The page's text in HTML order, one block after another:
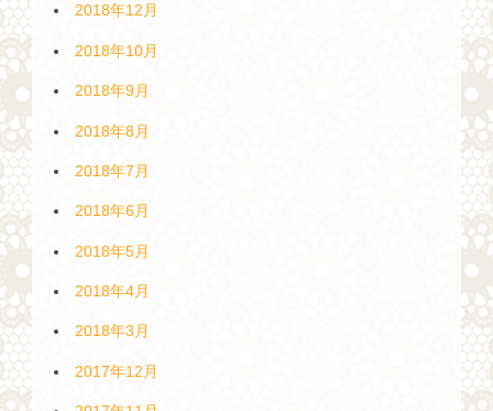
2018年12月
2018年10月
2018年9月
2018年8月
2018年7月
2018年6月
2018年5月
2018年4月
2018年3月
2017年12月